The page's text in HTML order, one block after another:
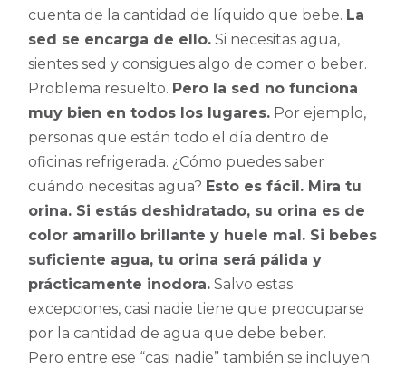
cuenta de la cantidad de líquido que bebe. La
sed se encarga de ello. Si necesitas agua,
sientes sed y consigues algo de comer o beber.
Problema resuelto. Pero la sed no funciona
muy bien en todos los lugares. Por ejemplo,
personas que están todo el día dentro de
oficinas refrigerada. ¿Cómo puedes saber
cuándo necesitas agua? Esto es fácil. Mira tu
orina. Si estás deshidratado, su orina es de
color amarillo brillante y huele mal. Si bebes
suficiente agua, tu orina será pálida y
prácticamente inodora. Salvo estas
excepciones, casi nadie tiene que preocuparse
por la cantidad de agua que debe beber.
Pero entre ese “casi nadie” también se incluyen